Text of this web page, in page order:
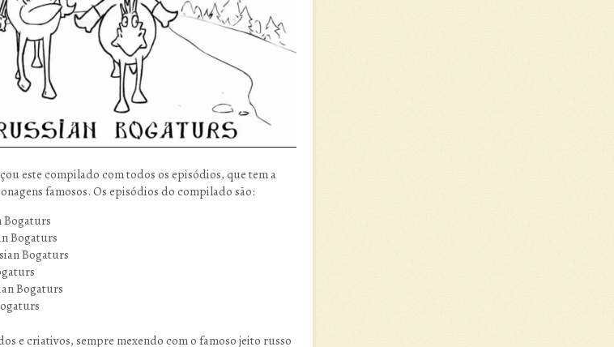
este compilado com todos os episódios, que tem a
famosos. Os episódios do compilado são:
Bogaturs
Bogaturs
Bogaturs
Bogaturs
e criativos, sempre mexendo com o famoso jeito russo